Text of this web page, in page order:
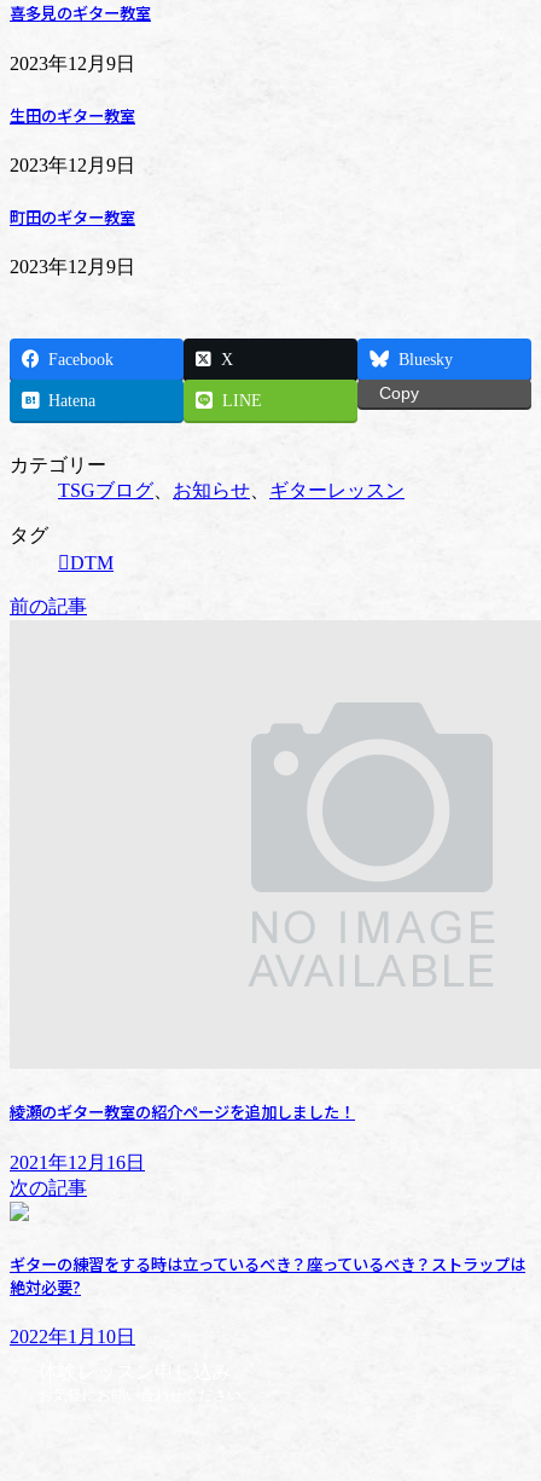
喜多見のギター教室
2023年12月9日
生田のギター教室
2023年12月9日
町田のギター教室
2023年12月9日
Facebook X Bluesky
Hatena LINE Copy
カテゴリー
TSGブログ
お知らせ ギターレッスン
タグ
DTM
前の記事
綾瀬のギター教室の紹介ページを追加しました！
2021年12月16日
次の記事
ギターの練習をする時は立っているべき？座っているべき？ストラップは
絶対必要?
2022年1月10日